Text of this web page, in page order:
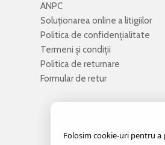
ANPC
Soluționarea online a litigiilor
Politica de confidenţialitate
Termeni şi condiţii
Politica de returnare
Formular de retur
Folosim cookie-uri pentru a